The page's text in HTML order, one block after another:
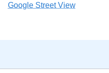
Google Street View